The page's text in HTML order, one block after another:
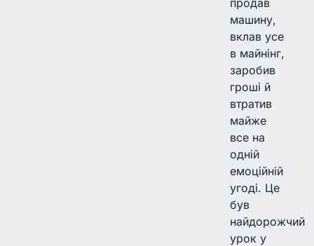
машину,
вклав усе
в майнінг,
заробив
гроші й
втратив
майже
все на
одній
емоційній
угоді. Це
був
найдорожчий
урок у